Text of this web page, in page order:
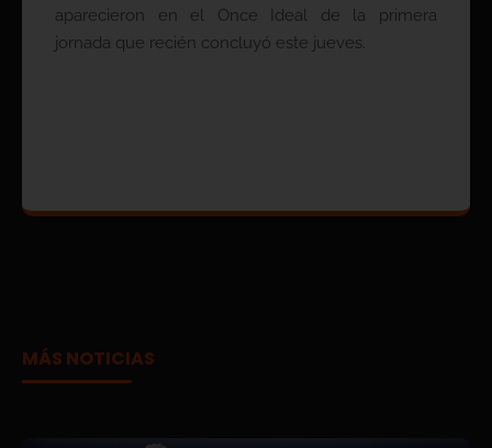
aparecieron en el Once Ideal de la primera
jornada que recién concluyó este jueves.
MÁS NOTICIAS